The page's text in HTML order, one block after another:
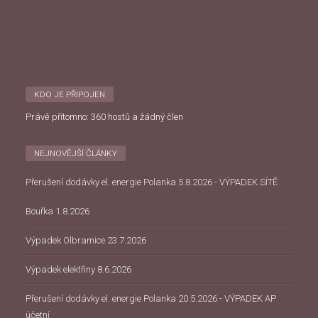
KDO JE PŘIPOJEN
Právě přítomno: 360 hostů a žádný člen
NEJNOVĚJŠÍ ČLÁNKY
Přerušení dodávky el. energie Polanka 5.8.2026 - VÝPADEK SÍTĚ
Bouřka 1.8.2026
Výpadek Olbramice 23.7.2026
Výpadek elektřiny 8.6.2026
Přerušení dodávky el. energie Polanka 20.5.2026 - VÝPADEK AP
účetní